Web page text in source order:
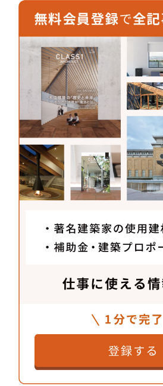
こちらの照明はスタッフがリサ
てきたもので、「Triton」の施
となっており、予約状態の新商
n」の完成とほぼ同時期の発売
納入したのはおそらく日本全国
いかと勝手に思っています（笑
般的にスポット的に照らすダウ
に光が広がるシーリングの二択
らの照明はダウンライトでもな
でもない、じわっと広がる淡い
明だと感じました。シームレス
ままれて光るような不思議な照
照明の新たな選択肢になり得る
た。
メーカーさんへ聞いた
建材開発秘話
さん
微細な調整を経て生まれた